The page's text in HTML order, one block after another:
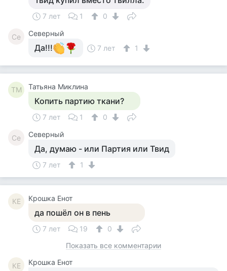
7 лет 1 0
Се Северный
Да!!! 7 лет 1
ТМ Татьяна Миклина
Копить партию ткани?
7 лет 1 0
Се Северный
Да, думаю - или Партия или Твид
7 лет 1
КЕ Крошка Енот
да пошёл он в пень
7 лет 19
0
Показать все комментарии
КЕ Крошка Енот